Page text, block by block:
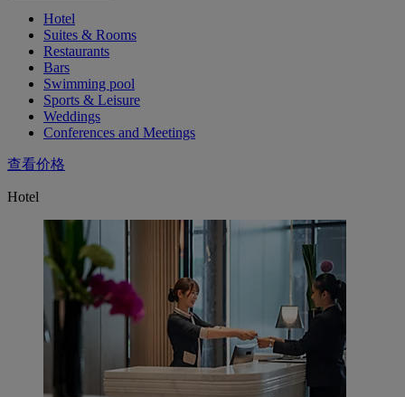
Hotel
Suites & Rooms
Restaurants
Bars
Swimming pool
Sports & Leisure
Weddings
Conferences and Meetings
查看价格
Hotel